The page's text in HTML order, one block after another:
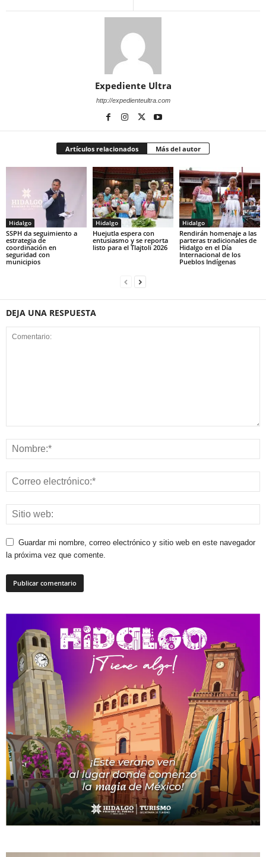
Expediente Ultra
http://expedienteultra.com
Artículos relacionados Más del autor
Hidalgo
SSPH da seguimiento a
estrategia de
coordinación en
seguridad con
municipios
Hidalgo
Huejutla espera con
entusiasmo y se reporta
listo para el Tlajtoli 2026
Hidalgo
Rendirán homenaje a las
parteras tradicionales de
Hidalgo en el Día
Internacional de los
Pueblos Indígenas
DEJA UNA RESPUESTA
Guardar mi nombre, correo electrónico y sitio web en este navegador
la próxima vez que comente.